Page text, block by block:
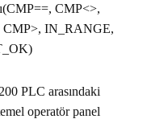
CMP<>,
CMP>, IN_RANGE,
PLC arasındaki
operatör panel